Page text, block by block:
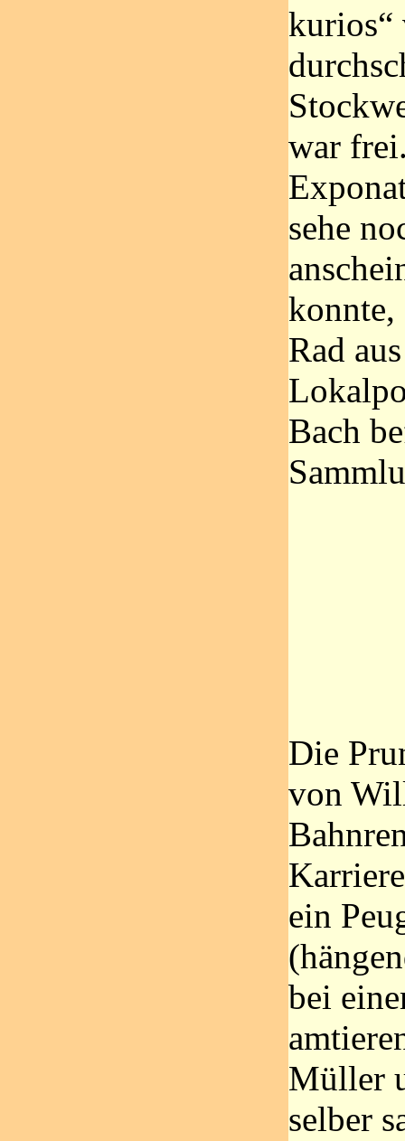
kurios“
war
sehe
konnte,
Rad
Bach
Die
von
ein
bei
Müller
selber